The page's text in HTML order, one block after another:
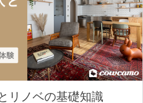
リノベの基礎知識